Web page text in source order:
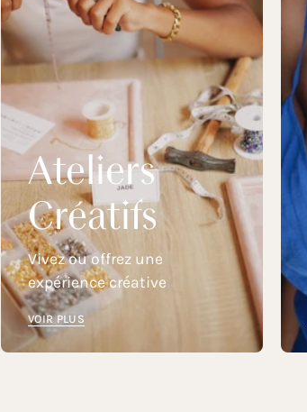
Ateliers
Créatifs
Vivez ou offrez une
expérience créative
VOIR PLUS